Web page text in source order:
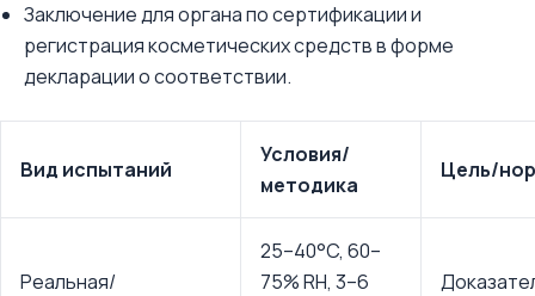
Заключение для органа по сертификации и
регистрация косметических средств в форме
декларации о соответствии.
Вид испытаний
Условия/
методика
Цель/
Реальная/
25–40°C, 60–
75% RH, 3–6